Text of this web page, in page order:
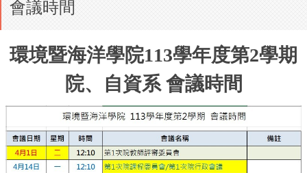
會議時間
環境暨海洋學院113學年度第2學期
院、自資系 會議時間